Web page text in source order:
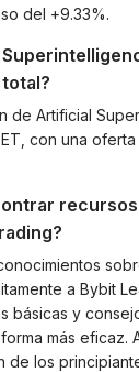
del +9.33%.
de Artificial
con una oferta
a Bybit
básicas y
más eficaz.
de los